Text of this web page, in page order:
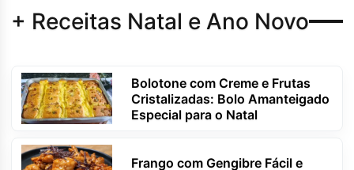
+ Receitas Natal e Ano Novo
Bolotone com Creme e Frutas
Cristalizadas: Bolo Amanteigado
Especial para o Natal
Frango com Gengibre Fácil e